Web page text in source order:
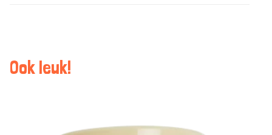
Ook leuk!